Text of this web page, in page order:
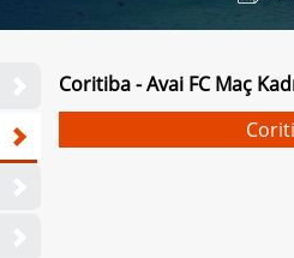
Coritiba - Avai FC Maç